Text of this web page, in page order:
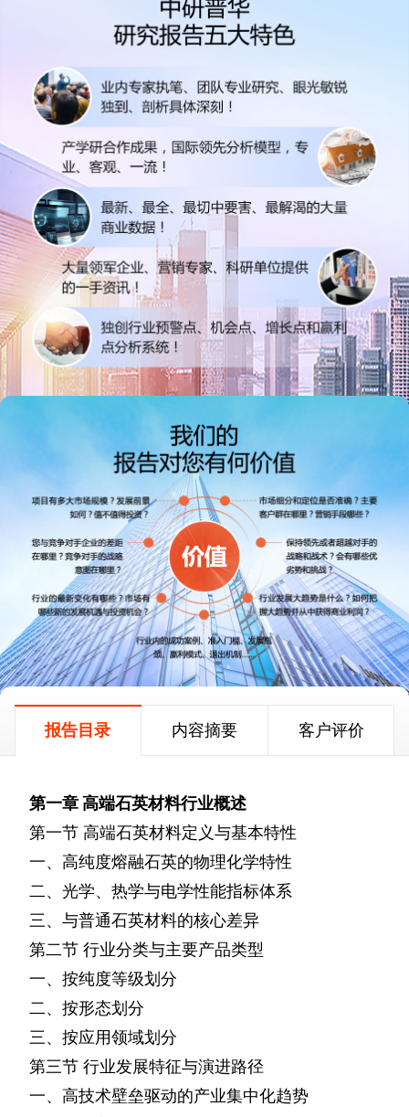
报告目录 内容摘要 客户评价
第一章高端石英材料行业概述
第一节 高端石英材料定义与基本特性
一、高纯度熔融石英的物理化学特性
二、光学、热学与电学性能指标体系
三、与普通石英材料的核心差异
第二节 行业分类与主要产品类型
一、按纯度等级划分
二、按形态划分
三、按应用领域划分
第三节 行业发展特征与演进路径
一、高技术壁垒驱动的产业集中化趋势